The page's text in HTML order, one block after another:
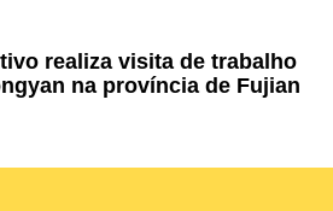
realiza visita de trabalho
na província de Fujian